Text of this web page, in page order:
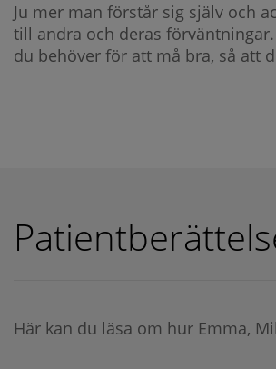
Ju mer man förstår sig själv och
till andra och deras
du behöver för att må bra, så att
Här kan du läsa om hur Emma,